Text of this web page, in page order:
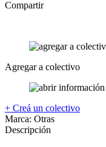
Compartir
Agregar a colectivo
+ Creá un colectivo
Marca: Otras
Descripción